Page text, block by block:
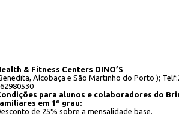
& Fitness Centers DINO’S
Alcobaça e São Martinho do Porto );
para alunos e colaboradores do
em 1º grau:
de 25% sobre a mensalidade base.